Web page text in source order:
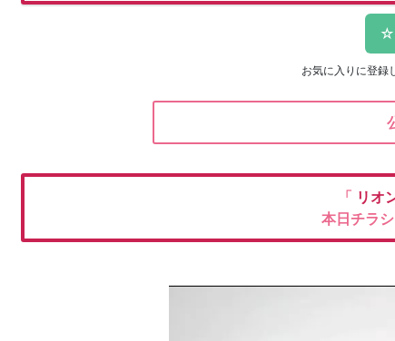
お気に入りに登録
「 リオ
本日チラ